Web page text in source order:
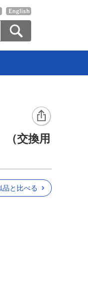
交換用
品と比べる